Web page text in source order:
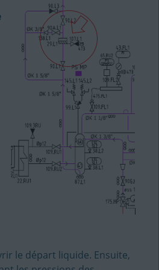
le départ liquide. Ensuite,